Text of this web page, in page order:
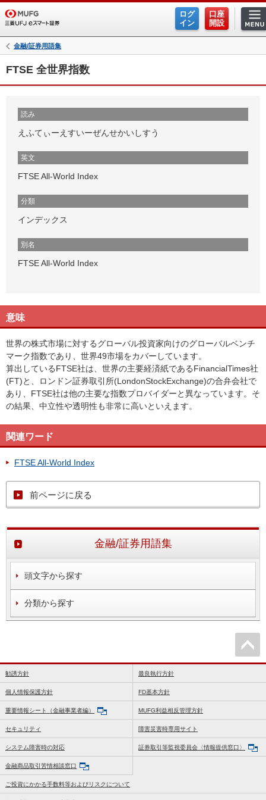
ログ
イン
口座
開設
金融/証券用語集
FTSE 全世界指数
読み
えふてぃーえすいーぜんせかいしすう
英文
FTSE All-World Index
分類
インデックス
別名
FTSE All-World Index
意味
世界の株式市場に対するグローバル投資家向けのグローバルベンチ
マーク指数であり、世界49市場をカバーしています。
算出しているFTSE社は、世界の主要経済紙であるFinancialTimes社
(FT)と、ロンドン証券取引所(LondonStockExchange)の合弁会社で
あり、FTSE社は他の主要な指数プロバイダーと異なっています。そ
の結果、中立性や透明性も非常に高いといえます。
関連ワード
FTSE All-World Index
前ページに戻る
金融/証券用語集
頭文字から探す
分類から探す
勧誘方針 最良執行方針
個人情報保護方針 FD基本方針
重要情報シート（金融事業者編） MUFG利益相反管理方針
セキュリティ 障害災害時専用サイト
システム障害時の対応 証券取引等監視委員会〈情報提供窓口〉
金融商品取引苦情相談窓口
ご投資にかかる手数料等およびリスクについて